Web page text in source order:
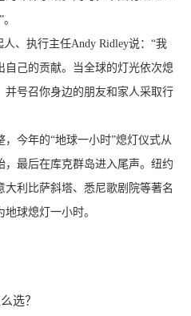
、执行主任Andy Ridley说：“我
己的贡献。当全球的灯光依次熄
并号召你身边的朋友和家人采取行
今年的“地球一小时”熄灯仪式从
最后在库克群岛进入尾声。纽约
大利比萨斜塔、悉尼歌剧院等著名
球熄灯一小时。
选？